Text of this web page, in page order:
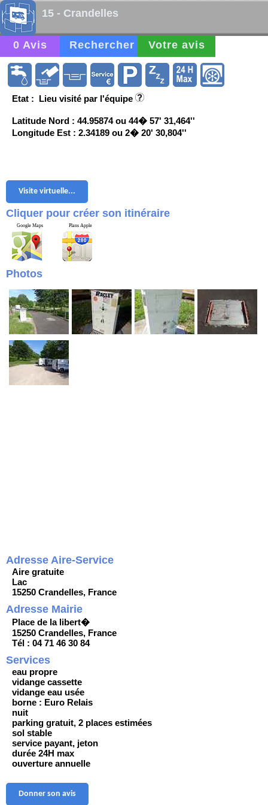
15 - Crandelles
0 Avis Rechercher Votre avis
Etat : Lieu visité par l'équipe
Latitude Nord : 44.95874 ou 44� 57' 31,464''
Longitude Est : 2.34189 ou 2� 20' 30,804''
Visite virtuelle...
Cliquer pour créer son itinéraire
Google Maps Plans Apple
Photos
Adresse Aire-Service
Aire gratuite
Lac
15250 Crandelles, France
Adresse Mairie
Place de la libert�
15250 Crandelles, France
Tél : 04 71 46 30 84
Services
eau propre
vidange cassette
vidange eau usée
borne : Euro Relais
nuit
parking gratuit, 2 places estimées
sol stable
service payant, jeton
durée 24H max
ouverture annuelle
Donner son avis